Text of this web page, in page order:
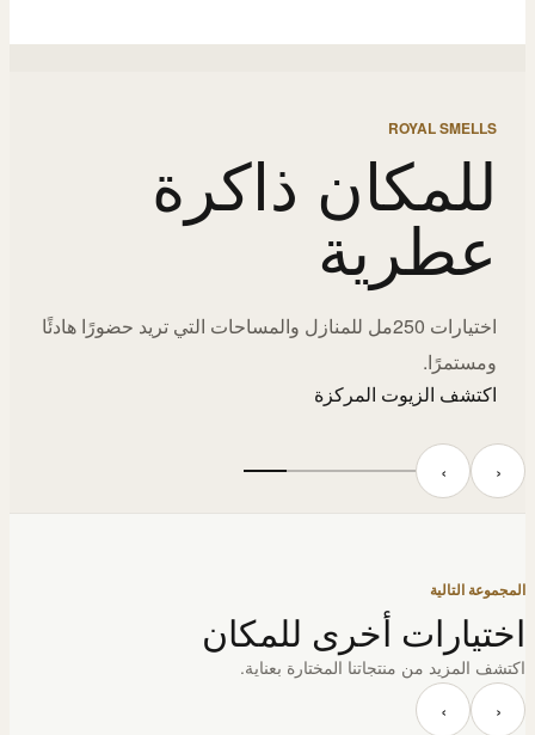
ROYAL SMELLS
للمكان ذاكرة
عطرية
اختيارات 250مل للمنازل والمساحات التي تريد حضورًا هادئًا
ومستمرًا.
اكتشف الزيوت المركزة
‹ ›
المجموعة التالية
اختيارات أخرى للمكان
اكتشف المزيد من منتجاتنا المختارة بعناية.
‹ ›